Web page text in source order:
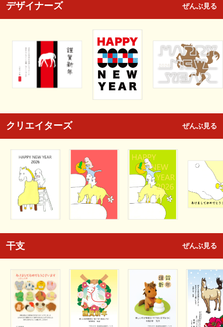
デザイナーズ ぜんぶ見る
クリエイターズ ぜんぶ見る
干支 ぜんぶ見る